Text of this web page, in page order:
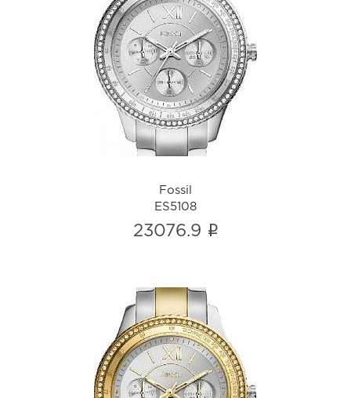
Fossil
ES5108
i
Fossil
ES5108
23076.9 i
Fossil